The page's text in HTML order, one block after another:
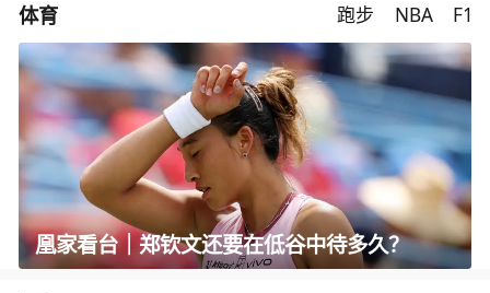
体育 跑步 NBA F1
凰家看台｜郑钦文还要在低谷中待多久？